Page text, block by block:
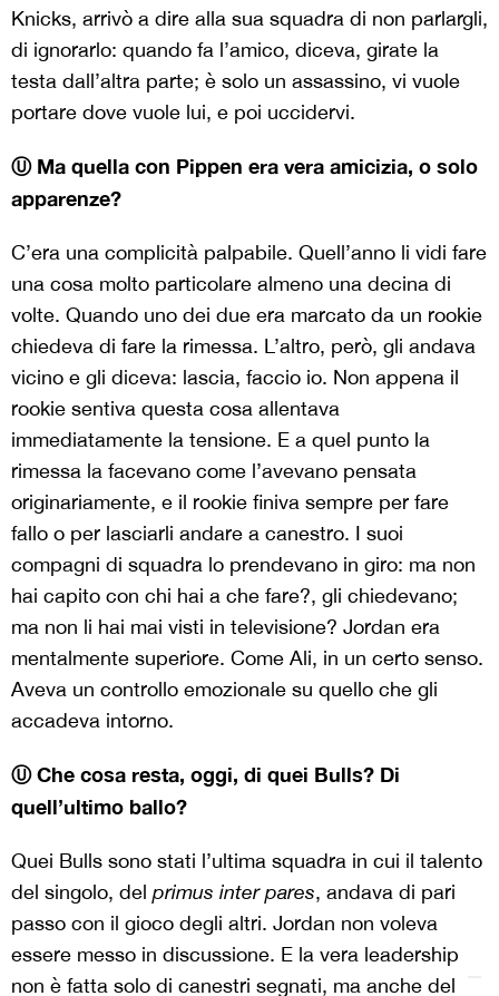
Knicks, arrivò a dire alla sua squadra di non parlargli,
di ignorarlo: quando fa l’amico, diceva, girate la
testa dall’altra parte; è solo un assassino, vi vuole
portare dove vuole lui, e poi uccidervi.
Ⓤ Ma quella con Pippen era vera amicizia, o solo
apparenze?
C’era una complicità palpabile. Quell’anno li vidi fare
una cosa molto particolare almeno una decina di
volte. Quando uno dei due era marcato da un rookie
chiedeva di fare la rimessa. L’altro, però, gli andava
vicino e gli diceva: lascia, faccio io. Non appena il
rookie sentiva questa cosa allentava
immediatamente la tensione. E a quel punto la
rimessa la facevano come l’avevano pensata
originariamente, e il rookie finiva sempre per fare
fallo o per lasciarli andare a canestro. I suoi
compagni di squadra lo prendevano in giro: ma non
hai capito con chi hai a che fare?, gli chiedevano;
ma non li hai mai visti in televisione? Jordan era
mentalmente superiore. Come Ali, in un certo senso.
Aveva un controllo emozionale su quello che gli
accadeva intorno.
Ⓤ Che cosa resta, oggi, di quei Bulls? Di
quell’ultimo ballo?
Quei Bulls sono stati l’ultima squadra in cui il talento
del singolo, del primus inter pares, andava di pari
passo con il gioco degli altri. Jordan non voleva
essere messo in discussione. E la vera leadership
non è fatta solo di canestri segnati, ma anche del